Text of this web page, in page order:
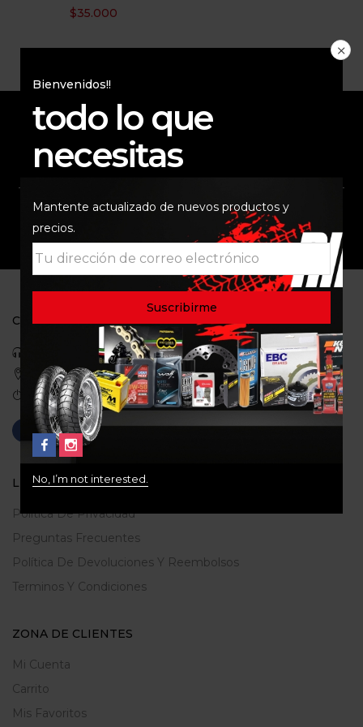
$35.000
Bienvenidos!!
todo lo que
necesitas
Mantente actualizado de nuevos productos y
precios.
No, I’m not interested.
ENVÍO RAPIDO Y
SEGURO
COMUNIDAD
CONTACTO
Celular: 3113422933
Medellin, Colombia
Correo: gerencia@ridershouse.co
LEGALES
Politica De Privacidad
Preguntas Frecuentes
Política De Devoluciones Y Reembolsos
Terminos Y Condiciones
ZONA DE CLIENTES
Mi Cuenta
Carrito
Mis Favoritos